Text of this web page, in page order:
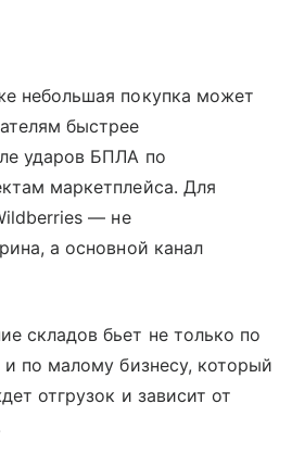
небольшая покупка может
быстрее
ударов БПЛА по
маркетплейса. Для
— не
а основной канал
складов бьет не только по
по малому бизнесу, который
отгрузок и зависит от